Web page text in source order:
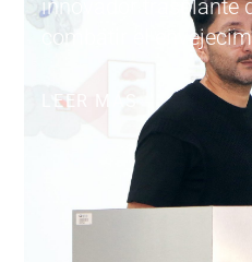
innovador trasplante
combatir el
LEER MÁS